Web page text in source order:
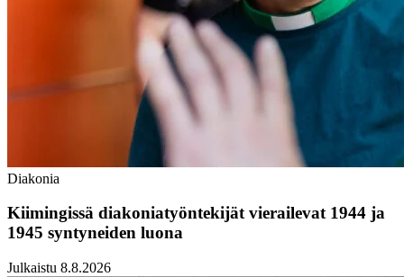
Diakonia
Kiimingissä diakoniatyöntekijät vierailevat 1944 ja
1945 syntyneiden luona
Julkaistu 8.8.2026